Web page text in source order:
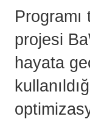
projesi
hayata